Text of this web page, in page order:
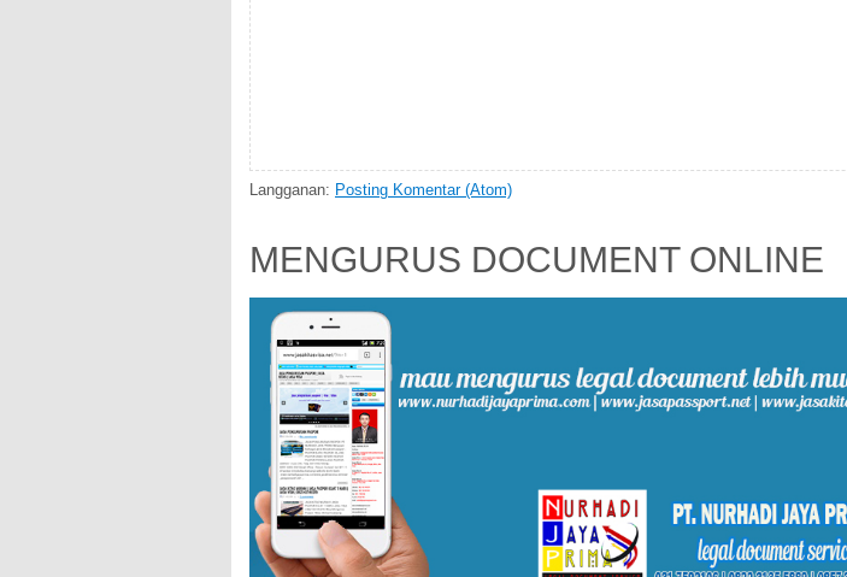
Langganan: Posting Komentar (Atom)
MENGURUS DOCUMENT ONLINE